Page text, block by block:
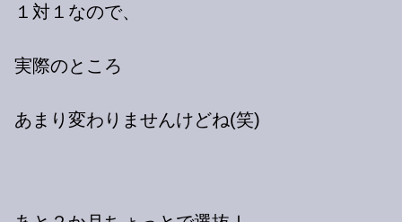
１対１なので、
実際のところ
あまり変わりませんけどね(笑)